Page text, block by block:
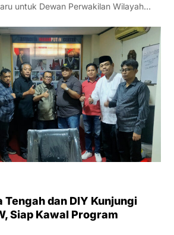
untuk Dewan Perwakilan Wilayah…
Tengah dan DIY Kunjungi
Siap Kawal Program